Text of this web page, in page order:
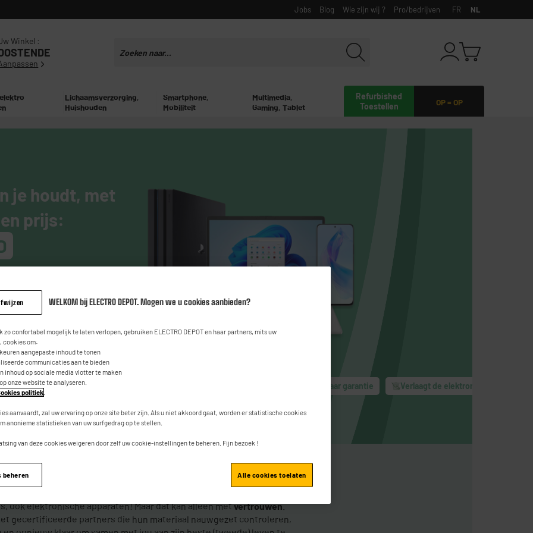
Jobs Blog Wie zijn wij ? Pro/bedrijven FR NL
Winkel :
OP = OP
Refurbished
Toestellen
Lichaamsverzorging,
Huishouden
Smartphone,
Mobiliteit
Multimedia,
Gaming, Tablet
je houdt, met
prijs:
2 jaar garantie Verlaagt de elektronische
ook elektronische apparaten! Maar dat kan alleen metvertrouwen.
gecertificeerde partners die hun materiaal nauwgezet controleren,
WELKOM bij ELECTRO DEPOT. Mogen we u cookies aanbieden?
zo confortabel mogelijk te laten verlopen, gebruiken ELECTRO DEPOT en haar partners, mits uw
cookies om:
aangepaste inhoud te tonen
communicaties aan te bieden
inhoud op sociale media vlotter te maken
onze website te analyseren.
politiek
aanvaardt, zal uw ervaring op onze site beter zijn. Als u niet akkoord gaat, worden er statistische cookies
anonieme statistieken van uw surfgedrag op te stellen.
van deze cookies weigeren door zelf uw cookie-instellingen te beheren. Fijn bezoek !
beheren Alle cookies toelaten